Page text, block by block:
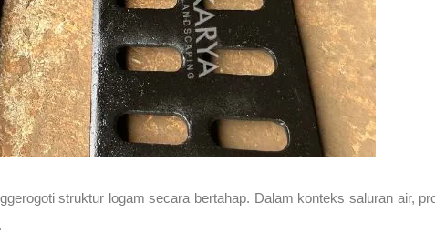
struktur logam secara bertahap. Dalam konteks saluran air,